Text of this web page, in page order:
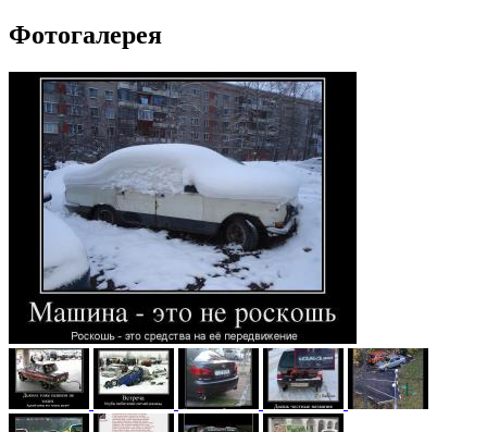
Фотогалерея